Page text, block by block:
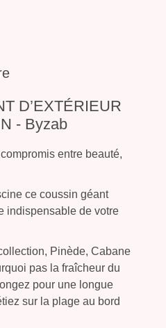
D’EXTÉRIEUR
- Byzab
entre beauté,
ce coussin géant
indispensable de votre
Pinède, Cabane
pas la fraîcheur du
pour une longue
sur la plage au bord